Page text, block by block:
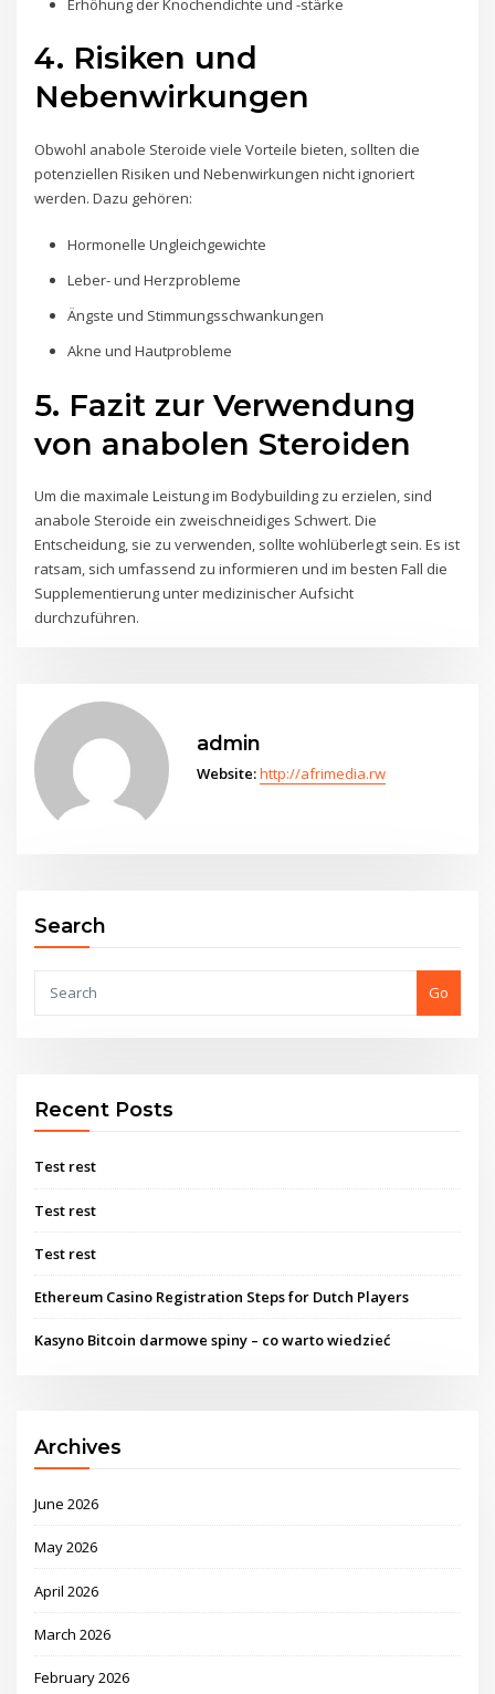
Erhöhung der Knochendichte und -stärke
4. Risiken und
Nebenwirkungen
Obwohl anabole Steroide viele Vorteile bieten, sollten die
potenziellen Risiken und Nebenwirkungen nicht ignoriert
werden. Dazu gehören:
Hormonelle Ungleichgewichte
Leber- und Herzprobleme
Ängste und Stimmungsschwankungen
Akne und Hautprobleme
5. Fazit zur Verwendung
von anabolen Steroiden
Um die maximale Leistung im Bodybuilding zu erzielen, sind
anabole Steroide ein zweischneidiges Schwert. Die
Entscheidung, sie zu verwenden, sollte wohlüberlegt sein. Es ist
ratsam, sich umfassend zu informieren und im besten Fall die
Supplementierung unter medizinischer Aufsicht
durchzuführen.
admin
Website:http://afrimedia.rw
Search
Go
Recent Posts
Test rest
Test rest
Test rest
Ethereum Casino Registration Steps for Dutch Players
Kasyno Bitcoin darmowe spiny – co warto wiedzieć
Archives
June 2026
May 2026
April 2026
March 2026
February 2026